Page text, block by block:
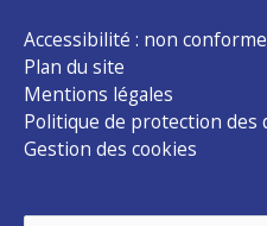
Accessibilité : non conforme
Plan du site
Mentions légales
Politique de protection des
Gestion des cookies